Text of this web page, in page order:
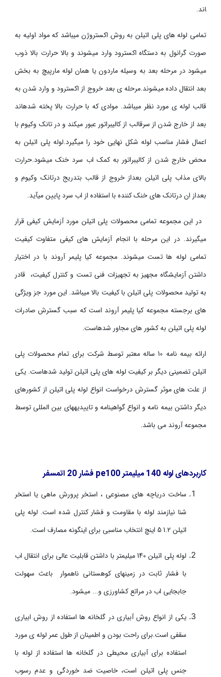
اند.
تمامی لوله های پلی اتیلن به روش اکستروژن می­باشد که مواد اولیه به
صورت گرانول به دستگاه اکسترود وارد می­شوند و بالا حرارت بالا ذوب
می­شود در مرحله بعد به وسیله ماردون یا همان لوله مارپیچ به بخش
بعد انتقال داده می­شوند.مرحله ی بعد خروج از اکسترود و وارد شدن به
قالب لوله ی مورد نظر می­باشد. موادی که با حرارت بالا پخته شده­اند
بعد از خارج شدن از سرقالب از کالیبراتور عبور می­کند و در تانک وکیوم با
اعمال فشار مناسب لوله شکل نهایی خود را می­گیرد.لوله پلی اتیلن به
محض خارج شدن از کالیبراتور به کمک اب سرد خنک می­شود.حرارت
بالای مذاب پلی اتیلن بعداز خروج از قالب بتدریج درتانک وکیوم و
بعداز ان درتانک های خنک کننده با استفاده از اب سرد پایین می­آید.
در این مجموعه تمامی محصولات پلی اتیلن مورد آزمایش کیفی قرار
می­گیرند. در این مرحله با انجام آزمایش های کیفی متفاوت کیفیت
تمامی لوله­ ها تست میشوند. مجموعه کیا پلیمر آروند با در اختیار
داشتن آزمایشگاه مجهیز به تجهیزات فنی تست و کنترل کیفیت، قادر
به تولید محصولات پلی اتیلن با کیفیت بالا می­­باشد. این مورد جز ویژگی
های برجسته مجموعه کیا پلیمر آروند است که سبب گسترش صادرات
لوله پلی اتیلن به کشور های مجاور شده­است.
ارائه بیمه نامه 10 ساله معتبر توسط شرکت برای تمام محصولات پلی
اتیلن تضمینی دیگر بر کیفیت لوله های پلی اتیلن تولید شده­است. یکی
از علت های موثر گسترش درخواست انواع لوله پلی اتیلن از کشور­های
دیگر داشتن بیمه نامه و انواع گواهینامه و تاییدیه­­­­­های بین المللی توسط
مجموعه آروند می باشد.
کاربرد­های لوله 140 میلیمتر pe100 فشار 20 اتمسفر
ساخت دریاچه ­های مصنوعی ، استخر پرورش ماهی یا استخر
شنا نیازمند لوله با مقاومت و فشار کنترل شده است. لوله پلی
اتیلن 1.2 5 اینچ انتخاب مناسبی برای اینگونه مصارف است.
لوله پلی اتیلن 140 میلیمتر با داشتن قابلیت عالی برای انتقال اب
با فشار ثابت در زمین­های کوهستانی ناهموار باعث سهولت
جابجایی اب در مراتع کشاورزی و... می­شود.
یکی از انواع روش آبیاری در گلخانه ها استفاده از روش ابیاری
سقفی است.برای راحت بودن و اطمینان از طول عمر لوله ی مورد
استفاده برای آبیاری محیطی در گلخانه­ ها استفاده از لوله با
جنس پلی اتیلن است، خاصیت ضد خوردگی و عدم رسوب